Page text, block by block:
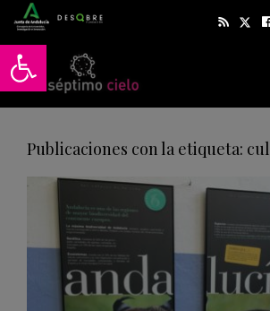
Abrir barra de herramientas
Publicaciones con la etiqueta: